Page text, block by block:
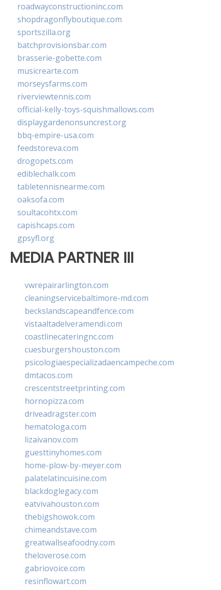
roadwayconstructioninc.com
shopdragonflyboutique.com
sportszilla.org
batchprovisionsbar.com
brasserie-gobette.com
musicrearte.com
morseysfarms.com
riverviewtennis.com
official-kelly-toys-squishmallows.com
displaygardenonsuncrest.org
bbq-empire-usa.com
feedstoreva.com
drogopets.com
ediblechalk.com
tabletennisnearme.com
oaksofa.com
soultacohtx.com
capishcaps.com
gpsyfl.org
MEDIA PARTNER III
vwrepairarlington.com
cleaningservicebaltimore-md.com
beckslandscapeandfence.com
vistaaltadelveramendi.com
coastlinecateringnc.com
cuesburgershouston.com
psicologiaespecializadaencampeche.com
dmtacos.com
crescentstreetprinting.com
hornopizza.com
driveadragster.com
hematologa.com
lizaivanov.com
guesttinyhomes.com
home-plow-by-meyer.com
palatelatincuisine.com
blackdoglegacy.com
eatvivahouston.com
thebigshowok.com
chimeandstave.com
greatwallseafoodny.com
theloverose.com
gabriovoice.com
resinflowart.com